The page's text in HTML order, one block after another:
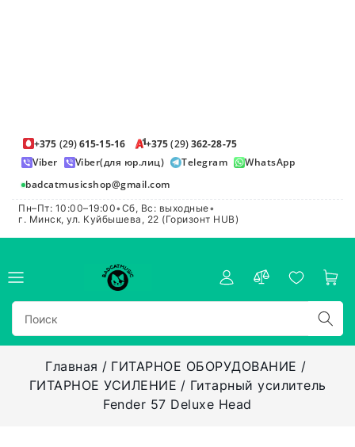
+375 (29)615-15-16 +375(29)362-28-75
Viber
Viber(для юр.лиц) Telegram
WhatsApp
badcatmusicshop@gmail.com
Пн–Пт: 10:00–19:00•Сб, Вс: выходные•
г. Минск, ул. Куйбышева, 22 (Горизонт HUB)
Главная
ГИТАРНОЕ ОБОРУДОВАНИЕ
ГИТАРНОЕ УСИЛЕНИЕ
Гитарный усилитель
Fender 57 Deluxe Head